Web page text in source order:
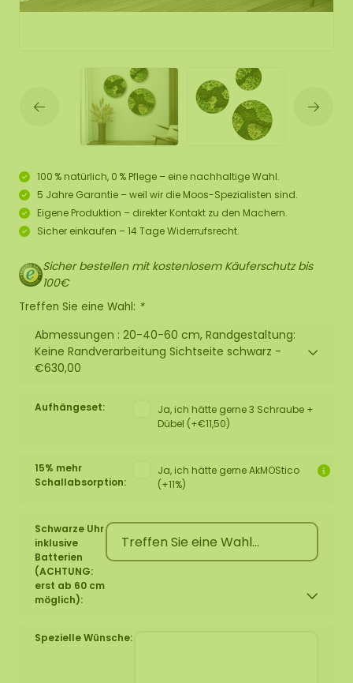
100 % natürlich, 0 % Pflege – eine nachhaltige Wahl.
5 Jahre Garantie – weil wir die Moos-Spezialisten sind.
Eigene Produktion – direkter Kontakt zu den Machern.
Sicher einkaufen – 14 Tage Widerrufsrecht.
Sicher bestellen mit kostenlosem Käuferschutz bis
100€
Treffen Sie eine Wahl: *
Abmessungen : 20-40-60 cm, Randgestaltung:
Keine Randverarbeitung Sichtseite schwarz -
€630,00
Aufhängeset:
Ja, ich hätte gerne 3 Schraube +
Dübel (+€11,50)
15% mehr
Schallabsorption:
Ja, ich hätte gerne AkMOStico
(+11%)
Schwarze Uhr
inklusive
Batterien
(ACHTUNG:
erst ab 60 cm
möglich):
Spezielle Wünsche: